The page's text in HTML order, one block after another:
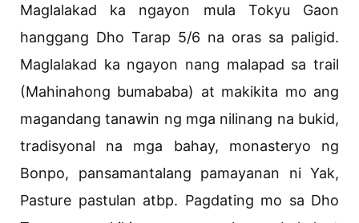
Maglalakad ka ngayon mula Tokyu Gaon
hanggang Dho Tarap 5/6 na oras sa paligid.
Maglalakad ka ngayon nang malapad sa trail
(Mahinahong bumababa) at makikita mo ang
magandang tanawin ng mga nilinang na bukid,
tradisyonal na mga bahay, monasteryo ng
Bonpo, pansamantalang pamayanan ni Yak,
Pasture pastulan atbp. Pagdating mo sa Dho